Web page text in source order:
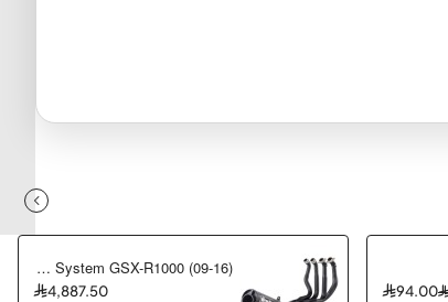
94.00
Brocks Full System GSX-R1000 (09-16)
4,887.50